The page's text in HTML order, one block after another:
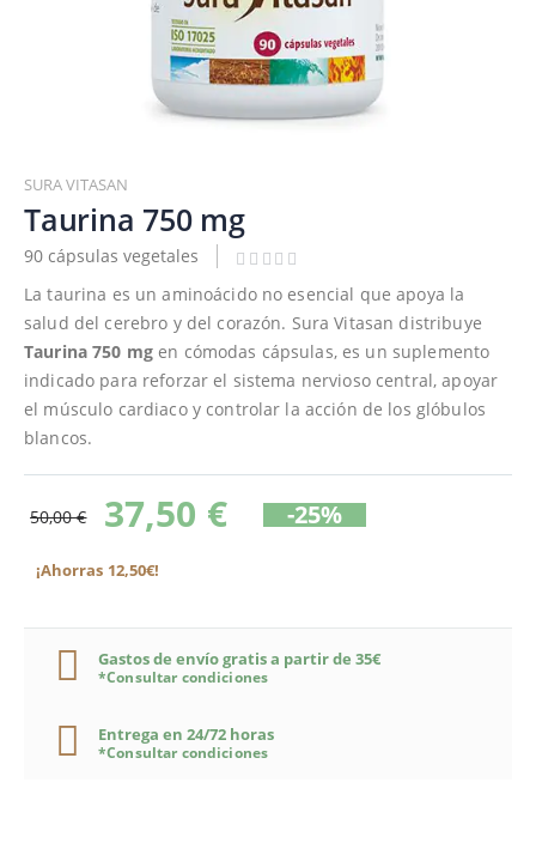
al
comienzo
de
la
galería
imágenes
SURA VITASAN
Taurina 750 mg
90 cápsulas vegetales
La taurina es un aminoácido no esencial que apoya la
salud del cerebro y del corazón. Sura Vitasan distribuye
Taurina 750 mgen cómodas cápsulas, es un suplemento
indicado para reforzar el sistema nervioso central, apoyar
el músculo cardiaco y controlar la acción de los glóbulos
blancos.
50,00 € 37,50 € -25%
¡Ahorras 12,50€!
Gastos de envío gratis a partir de 35€
*Consultar condiciones
Entrega en 24/72 horas
*Consultar condiciones